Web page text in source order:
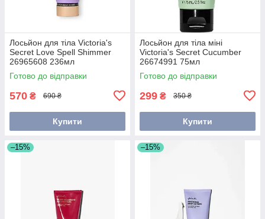
Лосьйон для тіла Victoria's
Secret Love Spell Shimmer
26965608 236мл
Готово до відправки
570 ₴ 690 ₴
Купити
Лосьйон для тіла міні
Victoria's Secret Cucumber
26674991 75мл
Готово до відправки
299 ₴ 350 ₴
Купити
–15% –15%